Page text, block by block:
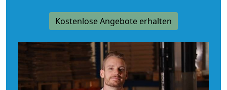
Kostenlose Angebote erhalten